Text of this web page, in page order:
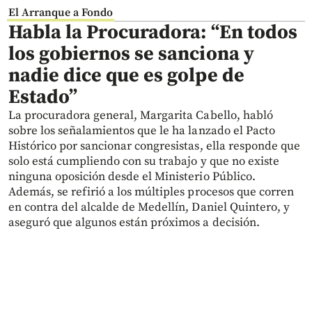
El Arranque a Fondo
Habla la Procuradora: “En todos
los gobiernos se sanciona y
nadie dice que es golpe de
Estado”
La procuradora general, Margarita Cabello, habló
sobre los señalamientos que le ha lanzado el Pacto
Histórico por sancionar congresistas, ella responde que
solo está cumpliendo con su trabajo y que no existe
ninguna oposición desde el Ministerio Público.
Además, se refirió a los múltiples procesos que corren
en contra del alcalde de Medellín, Daniel Quintero, y
aseguró que algunos están próximos a decisión.